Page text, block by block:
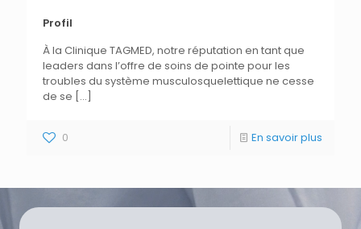
Profil
À la Clinique TAGMED, notre réputation en tant que
leaders dans l’offre de soins de pointe pour les
troubles du système musculosquelettique ne cesse
de se […]
0 En savoir plus